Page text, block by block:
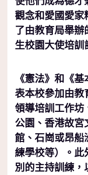
觀念和愛國愛家
了由教育局舉
生校園大使培訓
《憲法》和《
表本校參加由教
領導培訓工作坊
公園、香港故
館、石崗或昂船
練學校等）。此
別的主持訓練，